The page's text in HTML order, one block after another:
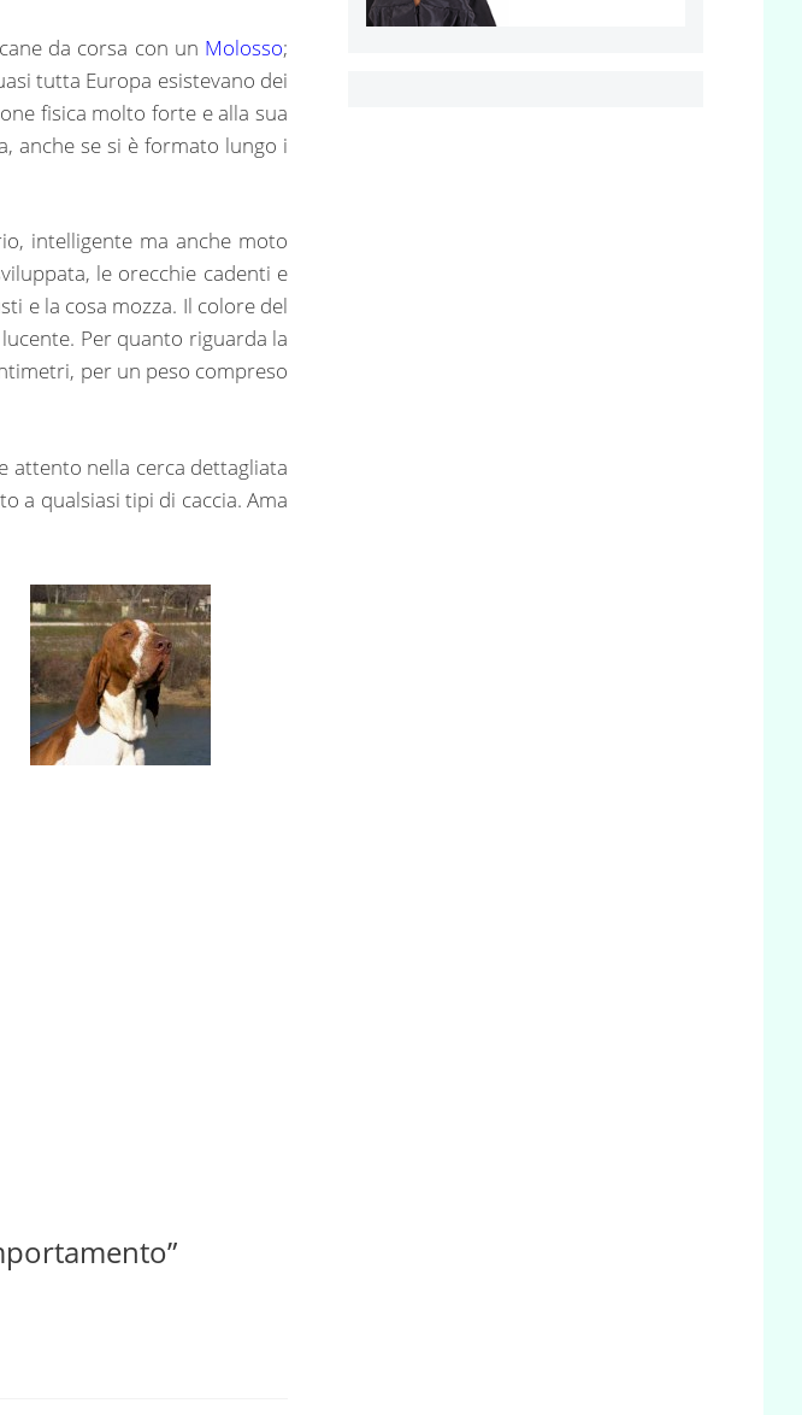
da corsa con un Molosso;
tutta Europa esistevano dei
fisica molto forte e alla sua
anche se si è formato lungo i
intelligente ma anche moto
le orecchie cadenti e
e la cosa mozza. Il colore del
Per quanto riguarda la
per un peso compreso
attento nella cerca dettagliata
a qualsiasi tipi di caccia. Ama